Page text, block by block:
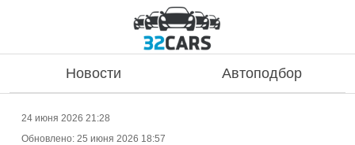
Новости Автоподбор
24 июня 2026 21:28
Обновлено: 25 июня 2026 18:57